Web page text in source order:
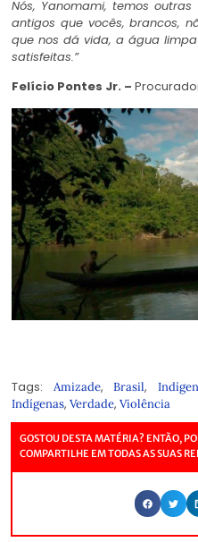
Nós, Yanomami, temos
antigos que vocês, brancos,
que nos dá vida, a água
satisfeitas.”
Felício Pontes Jr. –
Tags: Amizade,Brasil,
Indígenas, Verdade, Violência
GOSTOU DESTA MATÉRIA? ENTÃO,
COMPARTILHE EM TODAS AS SUAS